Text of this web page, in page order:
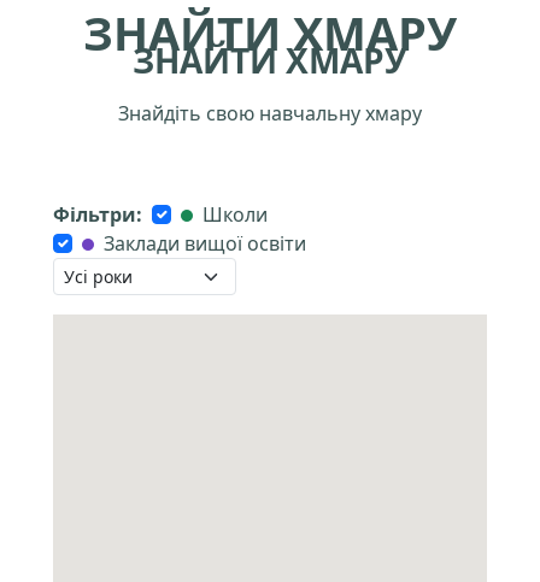
ЗНАЙТИ ХМАРУ
ЗНАЙТИ ХМАРУ
Знайдіть свою навчальну хмару
Фільтри:
Школи
Заклади вищої освіти
Тривалість користування